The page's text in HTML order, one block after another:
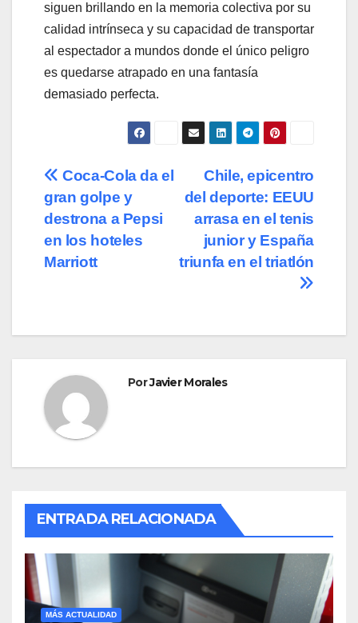
siguen brillando en la memoria colectiva por su
calidad intrínseca y su capacidad de transportar
al espectador a mundos donde el único peligro
es quedarse atrapado en una fantasía
demasiado perfecta.
Navegación
de
entradas
Chile, epicentro
del deporte: EEUU
arrasa en el tenis
junior y España
triunfa en el triatlón
Coca-Cola da el
gran golpe y
destrona a Pepsi
en los hoteles
Marriott
PorJavier Morales
ENTRADA RELACIONADA
MÁS ACTUALIDAD